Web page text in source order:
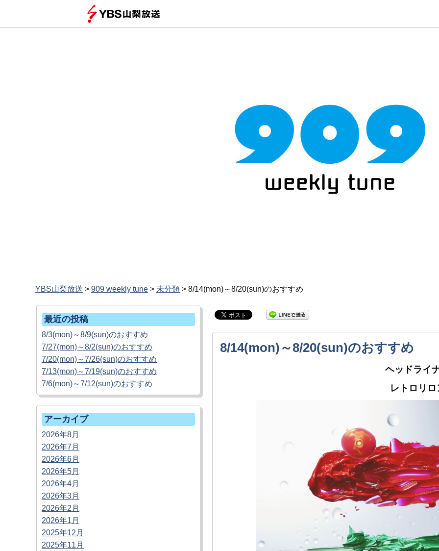
YBS山梨放送 > 909 weekly tune > 未分類 > 8/14(mon)～8/20(sun)のおすすめ
8/14(mon)～8/20(sun)のおすすめ
ヘッドライ
レトロリロ
最近の投稿
8/3(mon)～8/9(sun)のおすすめ
7/27(mon)～8/2(sun)のおすすめ
7/20(mon)～7/26(sun)のおすすめ
7/13(mon)～7/19(sun)のおすすめ
7/6(mon)～7/12(sun)のおすすめ
アーカイブ
2026年8月
2026年7月
2026年6月
2026年5月
2026年4月
2026年3月
2026年2月
2026年1月
2025年12月
2025年11月